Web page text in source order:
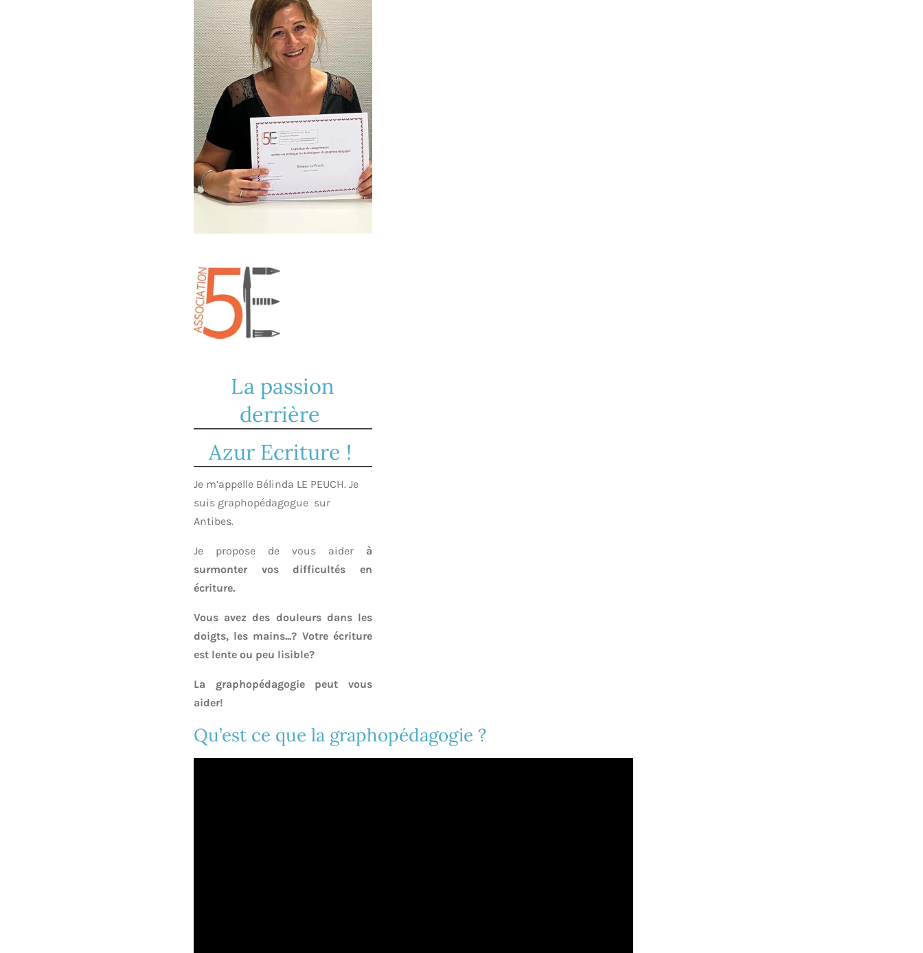
La passion
derrière
Azur Ecriture !
Je m’appelle Bélinda LE PEUCH. Je
suis graphopédagogue sur
Antibes.
Je propose de vous aider à
surmonter vos difficultés en
écriture.
Vous avez des douleurs dans les
doigts, les mains...? Votre écriture
est lente ou peu lisible?
La graphopédagogie peut vous
aider!
Qu’est ce que la graphopédagogie ?